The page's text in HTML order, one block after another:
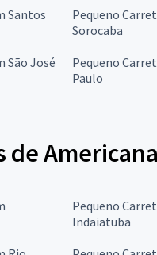
Santos
Pequeno
Sorocaba
São José
Pequeno
Paulo
de Americana
Pequeno
Indaiatuba